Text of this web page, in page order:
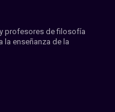
profesores de filosofía
la enseñanza de la